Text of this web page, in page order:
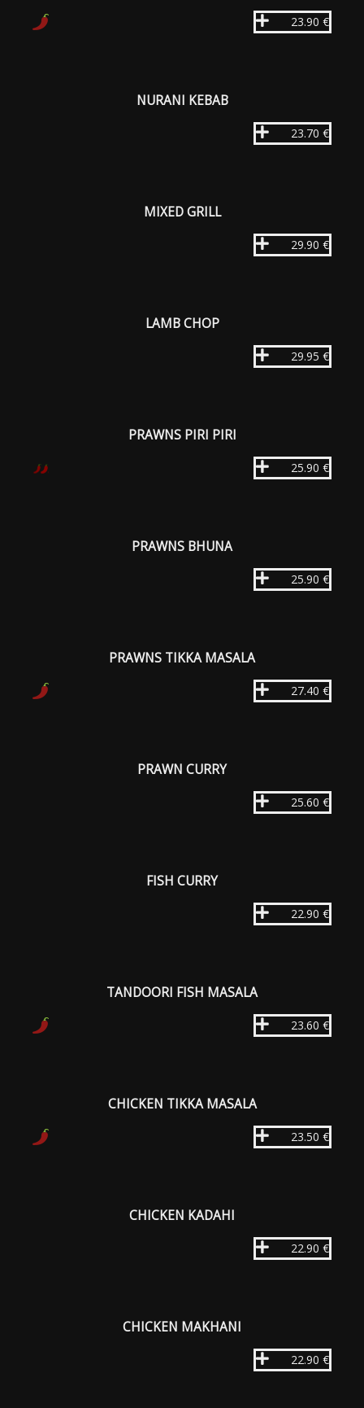
23.90 €
NURANI KEBAB
23.70 €
MIXED GRILL
29.90 €
LAMB CHOP
29.95 €
PRAWNS PIRI PIRI
25.90 €
PRAWNS BHUNA
25.90 €
PRAWNS TIKKA MASALA
27.40 €
PRAWN CURRY
25.60 €
FISH CURRY
22.90 €
TANDOORI FISH MASALA
23.60 €
CHICKEN TIKKA MASALA
23.50 €
CHICKEN KADAHI
22.90 €
CHICKEN MAKHANI
22.90 €